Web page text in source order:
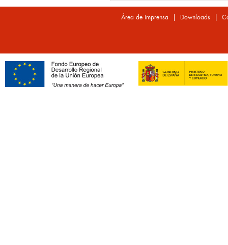
Área de imprensa | Downloads |